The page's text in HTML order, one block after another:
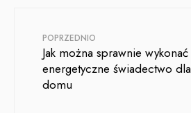
POPRZEDNIO
Jak można sprawnie wykonać
energetyczne świadectwo dla
domu